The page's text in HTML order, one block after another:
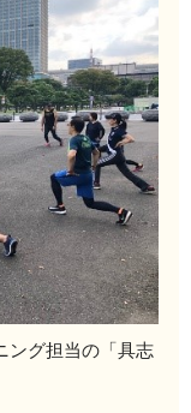
ング担当の「具志